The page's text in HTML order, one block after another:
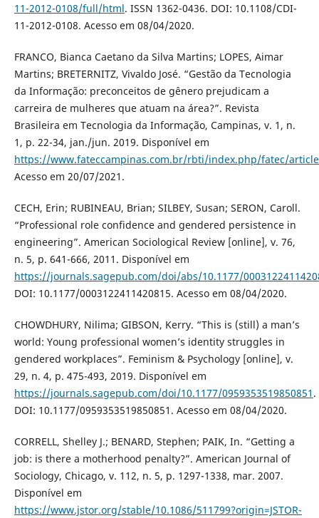
11-2012-0108/full/html. ISSN 1362-0436. DOI: 10.1108/CDI-
11-2012-0108. Acesso em 08/04/2020.
FRANCO, Bianca Caetano da Silva Martins; LOPES, Aimar
Martins; BRETERNITZ, Vivaldo José. “Gestão da Tecnologia
da Informação: preconceitos de gênero prejudicam a
carreira de mulheres que atuam na área?”. Revista
Brasileira em Tecnologia da Informação, Campinas, v. 1, n.
1, p. 22-34, jan./jun. 2019. Disponível em
https://www.fateccampinas.com.br/rbti/index.php/fatec/
Acesso em 20/07/2021.
CECH, Erin; RUBINEAU, Brian; SILBEY, Susan; SERON, Caroll.
“Professional role confidence and gendered persistence in
engineering”. American Sociological Review [online], v. 76,
n. 5, p. 641-666, 2011. Disponível em
https://journals.sagepub.com/doi/abs/10.1177/
DOI: 10.1177/0003122411420815. Acesso em 08/04/2020.
CHOWDHURY, Nilima; GIBSON, Kerry. “This is (still) a man’s
world: Young professional women’s identity struggles in
gendered workplaces”. Feminism & Psychology [online], v.
29, n. 4, p. 475-493, 2019. Disponível em
https://journals.sagepub.com/doi/10.1177/0959353519850851 .
DOI: 10.1177/0959353519850851. Acesso em 08/04/2020.
CORRELL, Shelley J.; BENARD, Stephen; PAIK, In. “Getting a
job: is there a motherhood penalty?”. American Journal of
Sociology, Chicago, v. 112, n. 5, p. 1297-1338, mar. 2007.
Disponível em
https://www.jstor.org/stable/10.1086/511799?origin=JSTOR-